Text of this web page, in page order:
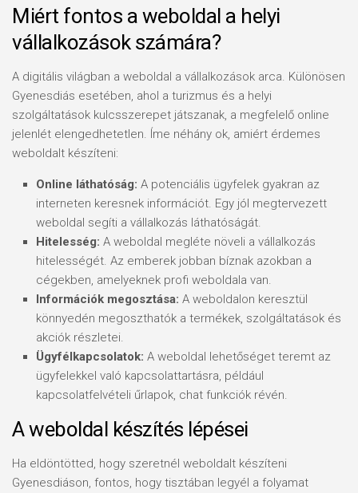
Miért fontos a weboldal a helyi
vállalkozások számára?
A digitális világban a weboldal a vállalkozások arca. Különösen
Gyenesdiás esetében, ahol a turizmus és a helyi
szolgáltatások kulcsszerepet játszanak, a megfelelő online
jelenlét elengedhetetlen. Íme néhány ok, amiért érdemes
weboldalt készíteni:
Online láthatóság: A potenciális ügyfelek gyakran az
interneten keresnek információt. Egy jól megtervezett
weboldal segíti a vállalkozás láthatóságát.
Hitelesség: A weboldal megléte növeli a vállalkozás
hitelességét. Az emberek jobban bíznak azokban a
cégekben, amelyeknek profi weboldala van.
Információk megosztása: A weboldalon keresztül
könnyedén megoszthatók a termékek, szolgáltatások és
akciók részletei.
Ügyfélkapcsolatok: A weboldal lehetőséget teremt az
ügyfelekkel való kapcsolattartásra, például
kapcsolatfelvételi űrlapok, chat funkciók révén.
A weboldal készítés lépései
Ha eldöntötted, hogy szeretnél weboldalt készíteni
Gyenesdiáson, fontos, hogy tisztában legyél a folyamat